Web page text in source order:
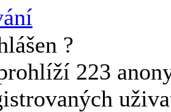
?
223